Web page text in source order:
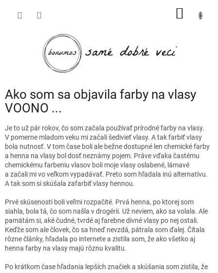
Ako som sa objavila farby na vlasy
VOONO ...
Je to už pár rokov, čo som začala používať prírodné farby na vlasy.
V pomerne mladom veku mi začali šedivieť vlasy. A tak farbiť vlasy
bola nutnosť. V tom čase boli ale bežne dostupné len chemické farby
a henna na vlasy bol dosť neznámy pojem. Práve vďaka častému
chemickému farbeniu vlasov boli moje vlasy oslabené, lámavé
a začali mi vo veľkom vypadávať. Preto som hľadala inú alternatívu.
A tak som si skúšala zafarbiť vlasy hennou.
Prvé skúsenosti boli veľmi rozpačité. Prvá henna, po ktorej som
siahla, bola tá, čo som našla v drogérii. Už neviem, ako sa volala. Ale
pamätám si, aké čudné, tvrdé aj farebne divné vlasy po nej ostali.
Keďže som ale človek, čo sa hneď nevzdá, pátrala som ďalej. Čítala
rôzne články, hľadala po internete a zistila som, že ako všetko aj
henna farby na vlasy majú rôznu kvalitu.
Po krátkom čase hľadania lepších značiek a skúšania som zistila, že